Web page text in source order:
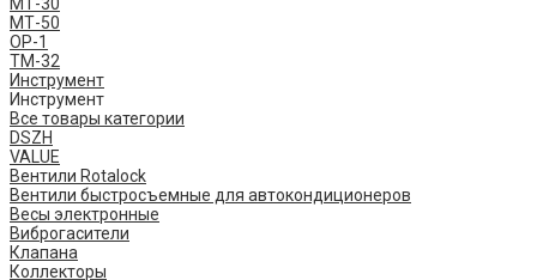
МТ-50
ОР-1
ТМ-32
Инструмент
Инструмент
Все товары категории
DSZH
VALUE
Вентили Rotalock
Вентили быстросъемные для автокондиционеров
Весы электронные
Виброгасители
Клапана
Коллекторы